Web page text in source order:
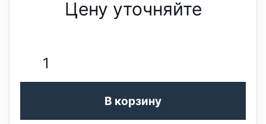
Цену уточняйте
В корзину